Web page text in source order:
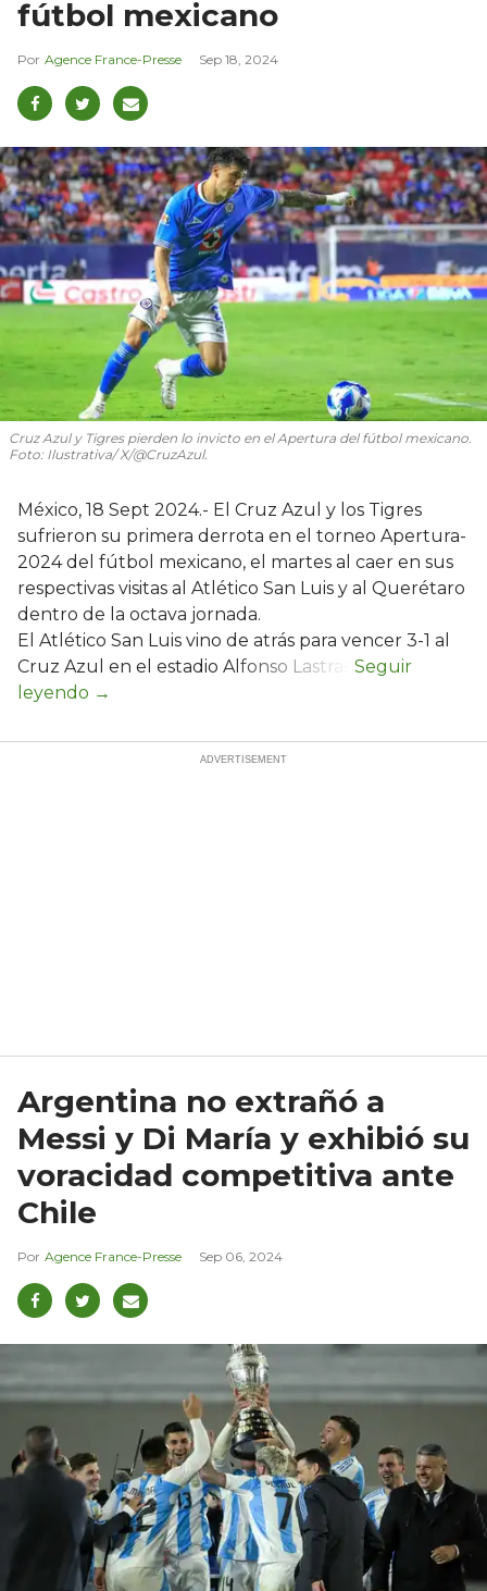
fútbol mexicano
Agence France-Presse Sep 18, 2024
Cruz Azul y Tigres pierden lo invicto en el Apertura del fútbol mexicano.
Foto: Ilustrativa/ X/@CruzAzul.
México, 18 Sept 2024.- El Cruz Azul y los Tigres
sufrieron su primera derrota en el torneo Apertura-
2024 del fútbol mexicano, el martes al caer en sus
respectivas visitas al Atlético San Luis y al Querétaro
dentro de la octava jornada.
El Atlético San Luis vino de atrás para vencer 3-1 al
Cruz Azul en el estadio Alfonso Lastras.
Argentina no extrañó a
Messi y Di María y exhibió su
voracidad competitiva ante
Chile
Agence France-Presse Sep 06, 2024